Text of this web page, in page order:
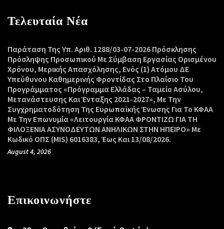
Τελευταία Νέα
Παράταση Της Υπ. Αριθ. 1288/03-07-2026 Πρόσκλησης
Πρόσληψης Προσωπικού Με Σύμβαση Εργασίας Ορισμένου
Χρόνου, Μερικής Απασχόλησης, Ενός (1) Ατόμου ΔΕ
Υπεύθυνου Καθημερινής Φροντίδας Στο Πλαίσιο Του
Προγράμματος «Πρόγραμμα Ελλάδας – Ταμείο Ασύλου,
Μετανάστευσης Και Ένταξης 2021-2027», Με Την
Συγχρηματοδότηση Της Ευρωπαϊκής Ένωσης Για Το ΚΦΑΑ
Με Την Επωνυμία «Λειτουργία ΚΦΑΑ ΦΡΟΝΤΙΖΩ ΓΙΑ ΤΗ
ΦΙΛΟΞΕΝΙΑ ΑΣΥΝΟΔΕΥΤΩΝ ΑΝΗΛΙΚΩΝ ΣΤΗΝ ΗΠΕΙΡΟ» Με
Κωδικό ΟΠΣ (MIS) 6016383, Έως Και 13/08/2026.
August 4, 2026
Επικοινωνήστε